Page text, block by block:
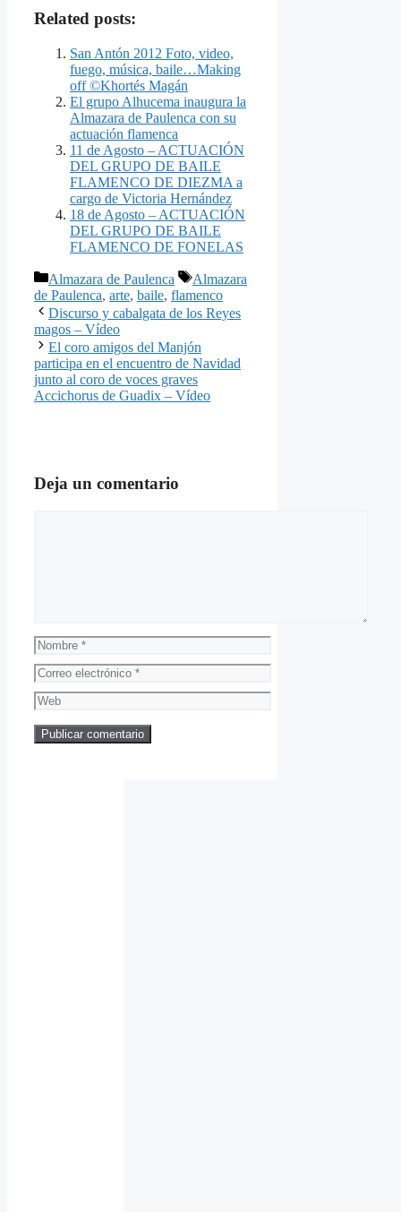
Related posts:
San Antón 2012 Foto, video,
fuego, música, baile…Making
off ©Khortés Magán
El grupo Alhucema inaugura la
Almazara de Paulenca con su
actuación flamenca
11 de Agosto – ACTUACIÓN
DEL GRUPO DE BAILE
FLAMENCO DE DIEZMA a
cargo de Victoria Hernández
18 de Agosto – ACTUACIÓN
DEL GRUPO DE BAILE
FLAMENCO DE FONELAS
Categorías
Almazara de Paulenca Etiquetas
Almazara
de Paulenca, arte, baile, flamenco
Discurso y cabalgata de los Reyes
magos – Vídeo
El coro amigos del Manjón
participa en el encuentro de Navidad
junto al coro de voces graves
Accichorus de Guadix – Vídeo
Deja un comentario
Nombre
Correo
electrónico
Web